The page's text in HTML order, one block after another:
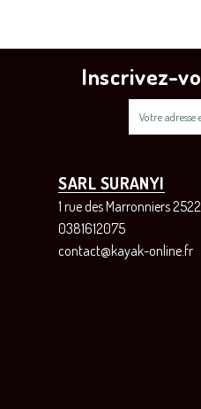
Inscrivez-
SARL SURANYI
1 rue des Marronniers
0381612075
contact@kayak-online.fr